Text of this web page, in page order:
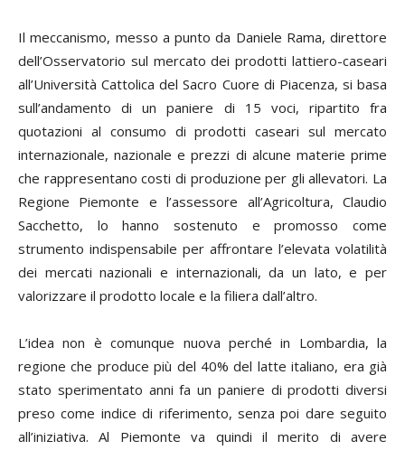
Il meccanismo, messo a punto da Daniele Rama, direttore
dell’Osservatorio sul mercato dei prodotti lattiero-caseari
all’Università Cattolica del Sacro Cuore di Piacenza, si basa
sull’andamento di un paniere di 15 voci, ripartito fra
quotazioni al consumo di prodotti caseari sul mercato
internazionale, nazionale e prezzi di alcune materie prime
che rappresentano costi di produzione per gli allevatori. La
Regione Piemonte e l’assessore all’Agricoltura, Claudio
Sacchetto, lo hanno sostenuto e promosso come
strumento indispensabile per affrontare l’elevata volatilità
dei mercati nazionali e internazionali, da un lato, e per
valorizzare il prodotto locale e la filiera dall’altro.
L’idea non è comunque nuova perché in Lombardia, la
regione che produce più del 40% del latte italiano, era già
stato sperimentato anni fa un paniere di prodotti diversi
preso come indice di riferimento, senza poi dare seguito
all’iniziativa. Al Piemonte va quindi il merito di avere